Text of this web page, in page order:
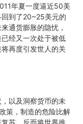
年夏一度逼近50美
到了20~25美元的
通货膨胀的隐忧，
经又一次处于被低
再度引发世人的关
以及洞察货币的未
策，制造的危险比解
苏，反而将世界推